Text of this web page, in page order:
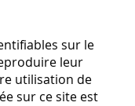
sur le
leur
utilisation de
sur ce site est